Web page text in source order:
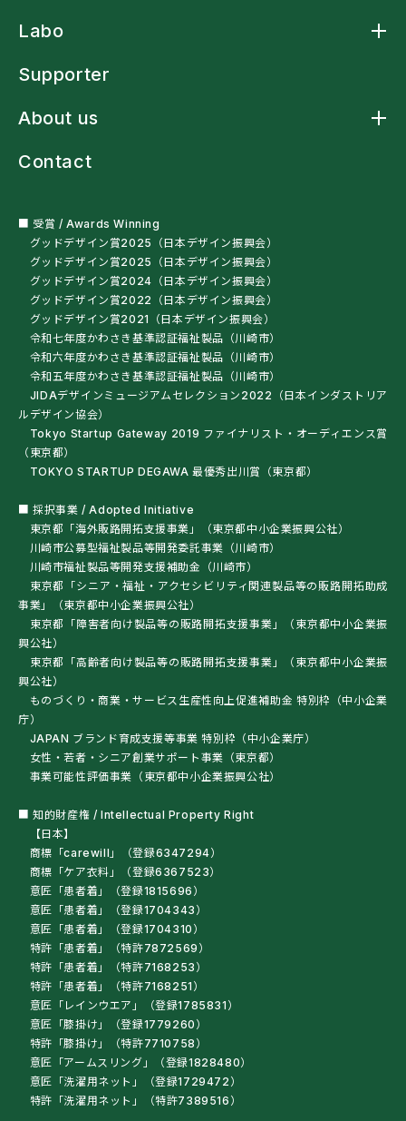
の福祉用具展 KindsFesta202...
【出展】4月8日(水)～10日(金) Fashion World
2026.03.25
代表 笈沼の特別寄稿が「秋田作業療法学研究」
に掲載されました
2026.03.19
笠間市の日常生活用具の給付でケアウィルの「車
椅子利用レインコート」を購入できるようになり
ました
2026.03.13
練馬区の日常生活用具の給付でケアウィルの「車
椅子利用レインコート」を購入できるようになり
ました
フォーラム2026出展／「車椅子利用者用晴雨兼
2026.02.22
世田谷区の日常生活用具の給付でケアウィルの
「車椅子利用レインコート」を購入できるように
なりました
2026.01.13
テレビ東京「TOKYO STARTUP DEGAWA
2026」に出演しました！
2026.01.10
ケアウィルの洗濯ネットバッグが日刊工業新聞に
取り上げられました！
アームスリングケープ
アームスリング標準型
アームストラップシャツ
多機能レインウェア
ペットボトルオープナー
Labo
Supporter
About us
ニュース
会社概要
Contact
■ 受賞 / Awards Winning
グッドデザイン賞2025（日本デザイン振興会）
グッドデザイン賞2025（日本デザイン振興会）
グッドデザイン賞2024（日本デザイン振興会）
グッドデザイン賞2022（日本デザイン振興会）
グッドデザイン賞2021（日本デザイン振興会）
令和七年度かわさき基準認証福祉製品（川崎市）
令和六年度かわさき基準認証福祉製品（川崎市）
令和五年度かわさき基準認証福祉製品（川崎市）
JIDAデザインミュージアムセレクション2022（日本インダストリア
ルデザイン協会）
Tokyo Startup Gateway 2019 ファイナリスト・オーディエンス賞
（東京都）
TOKYO STARTUP DEGAWA 最優秀出川賞（東京都）
■ 採択事業 / Adopted Initiative
東京都「海外販路開拓支援事業」（東京都中小企業振興公社）
川崎市公募型福祉製品等開発委託事業（川崎市）
川崎市福祉製品等開発支援補助金（川崎市）
東京都「シニア・福祉・アクセシビリティ関連製品等の販路開拓助成
事業」（東京都中小企業振興公社）
東京都「障害者向け製品等の販路開拓支援事業」（東京都中小企業振
興公社）
東京都「高齢者向け製品等の販路開拓支援事業」（東京都中小企業振
興公社）
ものづくり・商業・サービス生産性向上促進補助金 特別枠（中小企業
庁）
JAPAN ブランド育成支援等事業 特別枠（中小企業庁）
女性・若者・シニア創業サポート事業（東京都）
事業可能性評価事業（東京都中小企業振興公社）
■ 知的財産権 / Intellectual Property Right
【日本】
商標「carewill」（登録6347294）
商標「ケア衣料」（登録6367523）
意匠「患者着」（登録1815696）
意匠「患者着」（登録1704343）
意匠「患者着」（登録1704310）
特許「患者着」（特許7872569）
特許「患者着」（特許7168253）
特許「患者着」（特許7168251）
意匠「レインウエア」（登録1785831）
意匠「膝掛け」（登録1779260）
特許「膝掛け」（特許7710758）
意匠「アームスリング」（登録1828480）
意匠「洗濯用ネット」（登録1729472）
特許「洗濯用ネット」（特許7389516）